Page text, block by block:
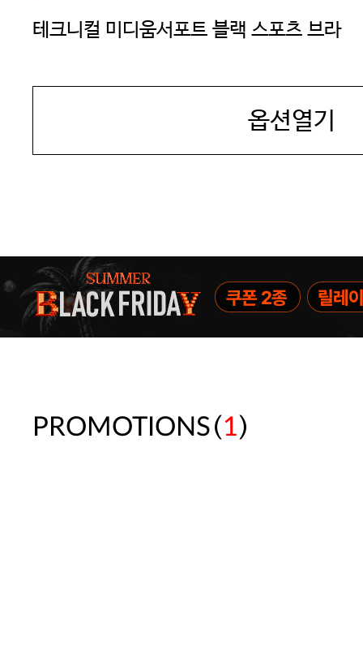
테크니컬 미디움서포트 블랙 스포츠 브라
옵션열기
PROMOTIONS(1)